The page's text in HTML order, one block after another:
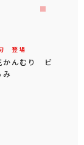
登場
んむり ビ
み